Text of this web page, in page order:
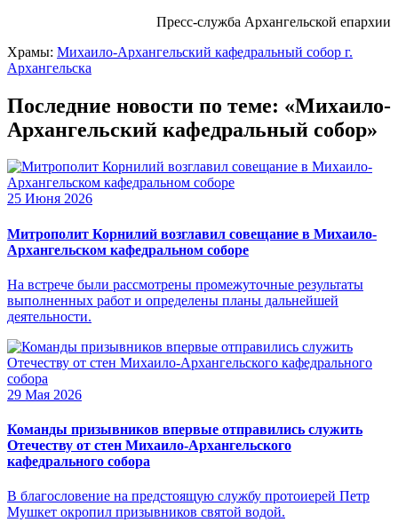
Пресс-служба Архангельской епархии
Храмы: Михаило-Архангельский кафедральный собор г.
Архангельска
Последние новости по теме: «Михаило-
Архангельский кафедральный собор»
25 Июня 2026
Митрополит Корнилий возглавил совещание в Михаило-
Архангельском кафедральном соборе
На встрече были рассмотрены промежуточные результаты
выполненных работ и определены планы дальнейшей
деятельности.
29 Мая 2026
Команды призывников впервые отправились служить
Отечеству от стен Михаило-Архангельского
кафедрального собора
В благословение на предстоящую службу протоиерей Петр
Мушкет окропил призывников святой водой.